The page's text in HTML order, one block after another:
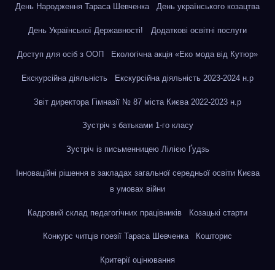
День Народження Тараса Шевченка День українського козацтва
День Української Державності! Додаткові освітні послуги
Доступ для осіб з ООП Екологічна акція «Еко мода від Кутюр»
Екскурсійна діяльність Екскурсійна діяльність 2023-2024 н.р
Звіт директора Гімназії № 87 міста Києва 2022-2023 н.р
Зустріч з батьками 1-го класу
Зустріч із письменницею Лілією Ґудзь
Інноваційні рішення в закладах загальної середньої освіти Києва
в умовах війни
Кадровий склад педагогічних працівників Козацькі старти
Конкурс читців поезії Тараса Шевченка Кошторис
Критерії оцінювання